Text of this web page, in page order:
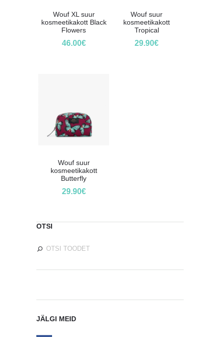
Wouf XL suur
kosmeetikakott Black
Flowers
46.00€
Wouf suur
kosmeetikakott
Tropical
29.90€
Wouf suur
kosmeetikakott
Butterfly
29.90€
OTSI
JÄLGI MEID